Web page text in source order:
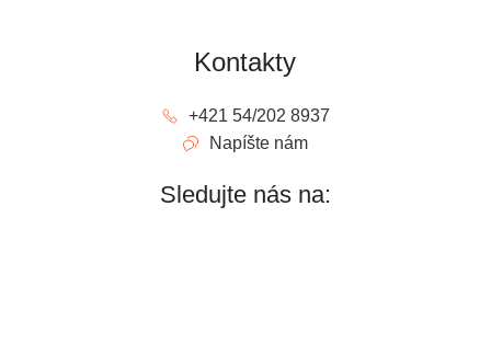
Kontakty
+421 54/202 8937
Napíšte nám
Sledujte nás na: